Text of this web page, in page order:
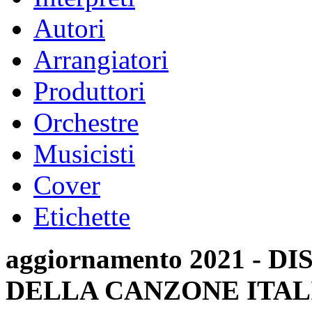
Autori
Arrangiatori
Produttori
Orchestre
Musicisti
Cover
Etichette
aggiornamento 2021 -
DELLA CANZONE